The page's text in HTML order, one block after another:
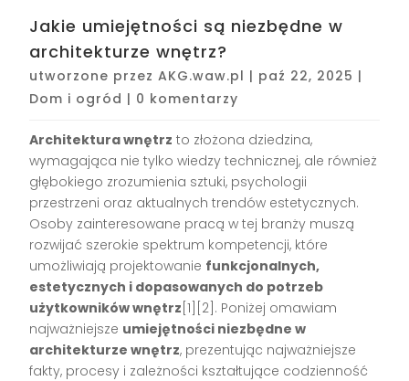
Jakie umiejętności są niezbędne w
architekturze wnętrz?
utworzone przezAKG.waw.pl | paź 22, 2025 |
Dom i ogród | 0 komentarzy
Architektura wnętrz to złożona dziedzina,
wymagająca nie tylko wiedzy technicznej, ale również
głębokiego zrozumienia sztuki, psychologii
przestrzeni oraz aktualnych trendów estetycznych.
Osoby zainteresowane pracą w tej branży muszą
rozwijać szerokie spektrum kompetencji, które
umożliwiają projektowanie funkcjonalnych,
estetycznych i dopasowanych do potrzeb
użytkowników wnętrz [1][2]. Poniżej omawiam
najważniejsze umiejętności niezbędne w
architekturze wnętrz, prezentując najważniejsze
fakty, procesy i zależności kształtujące codzienność